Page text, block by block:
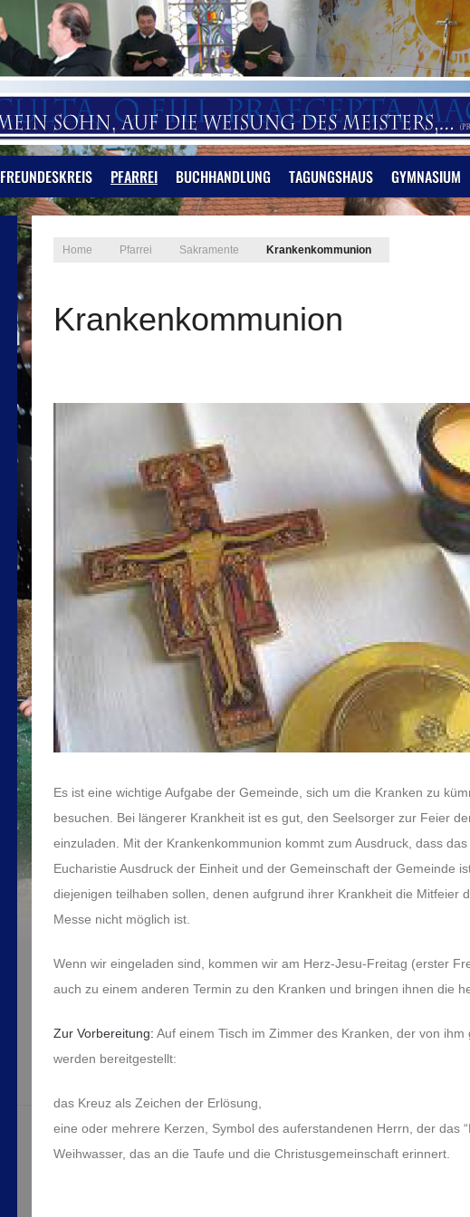
FREUNDESKREIS PFARREI BUCHHANDLUNG TAGUNGSHAUS GYMNASIUM
Home Pfarrei Sakramente Krankenkommunion
Krankenkommunion
Es ist eine wichtige Aufgabe der Gemeinde, sich um die Kranken zu
besuchen. Bei längerer Krankheit ist es gut, den Seelsorger zur Feier
einzuladen. Mit der Krankenkommunion kommt zum Ausdruck, dass
Eucharistie Ausdruck der Einheit und der Gemeinschaft der Gemeinde
diejenigen teilhaben sollen, denen aufgrund ihrer Krankheit die Mitfeier
Messe nicht möglich ist.
Wenn wir eingeladen sind, kommen wir am Herz-Jesu-Freitag (erster
auch zu einem anderen Termin zu den Kranken und bringen ihnen die
Zur Vorbereitung: Auf einem Tisch im Zimmer des Kranken, der von ihm
werden bereitgestellt:
das Kreuz als Zeichen der Erlösung,
eine oder mehrere Kerzen, Symbol des auferstandenen Herrn, der das
Weihwasser, das an die Taufe und die Christusgemeinschaft erinnert.